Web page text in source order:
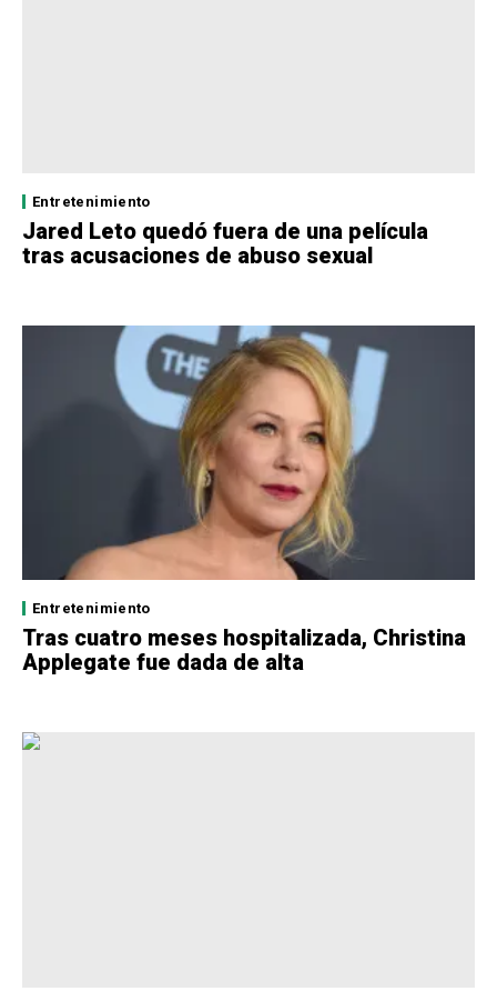
Entretenimiento
Jared Leto quedó fuera de una película
tras acusaciones de abuso sexual
Entretenimiento
Tras cuatro meses hospitalizada, Christina
Applegate fue dada de alta